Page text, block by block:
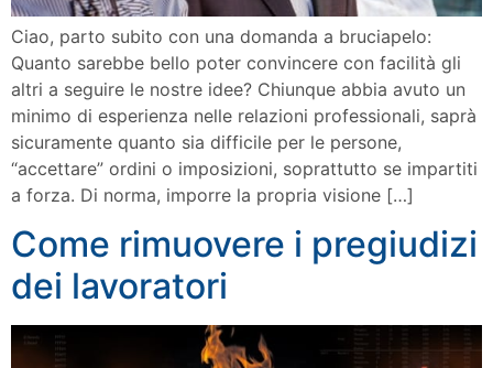
Ciao, parto subito con una domanda a bruciapelo:
Quanto sarebbe bello poter convincere con facilità gli
altri a seguire le nostre idee? Chiunque abbia avuto un
minimo di esperienza nelle relazioni professionali, saprà
sicuramente quanto sia difficile per le persone,
“accettare” ordini o imposizioni, soprattutto se impartiti
a forza. Di norma, imporre la propria visione […]
Come rimuovere i pregiudizi
dei lavoratori